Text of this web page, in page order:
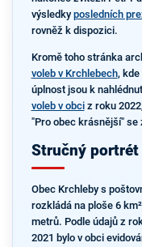
výsledky posledních
rovněž k dispozici.
Kromě toho stránka
voleb v Krchlebech, kde
úplnost jsou k
voleb v obciz roku
"Pro obec krásnější" se
Stručný portrét
Obec Krchleby s
rozkládá na ploše 6
metrů. Podle údajů z
2021 bylo v obci